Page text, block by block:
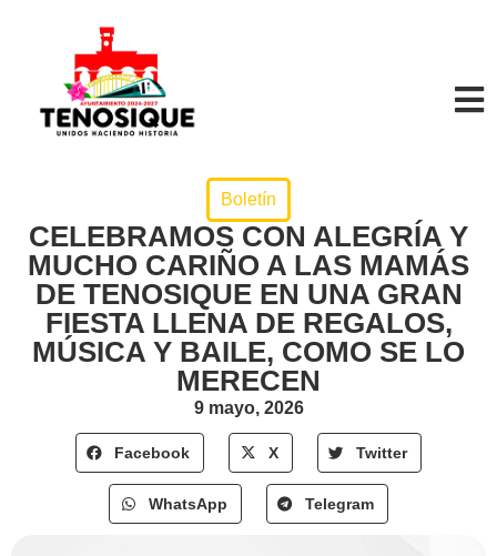
Boletín
CELEBRAMOS CON ALEGRÍA Y
MUCHO CARIÑO A LAS MAMÁS
DE TENOSIQUE EN UNA GRAN
FIESTA LLENA DE REGALOS,
MÚSICA Y BAILE, COMO SE LO
MERECEN
9 mayo, 2026
Facebook X Twitter
WhatsApp Telegram